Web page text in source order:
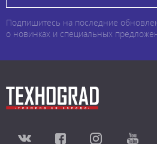
Подпишитесь на последние
о новинках и специальных